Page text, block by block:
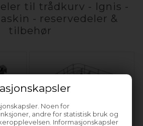
Noen for
andre for statistisk bruk og
Informasjonskapsler
til trådkurv - Ignis -
- reservedeler &
tilbehør